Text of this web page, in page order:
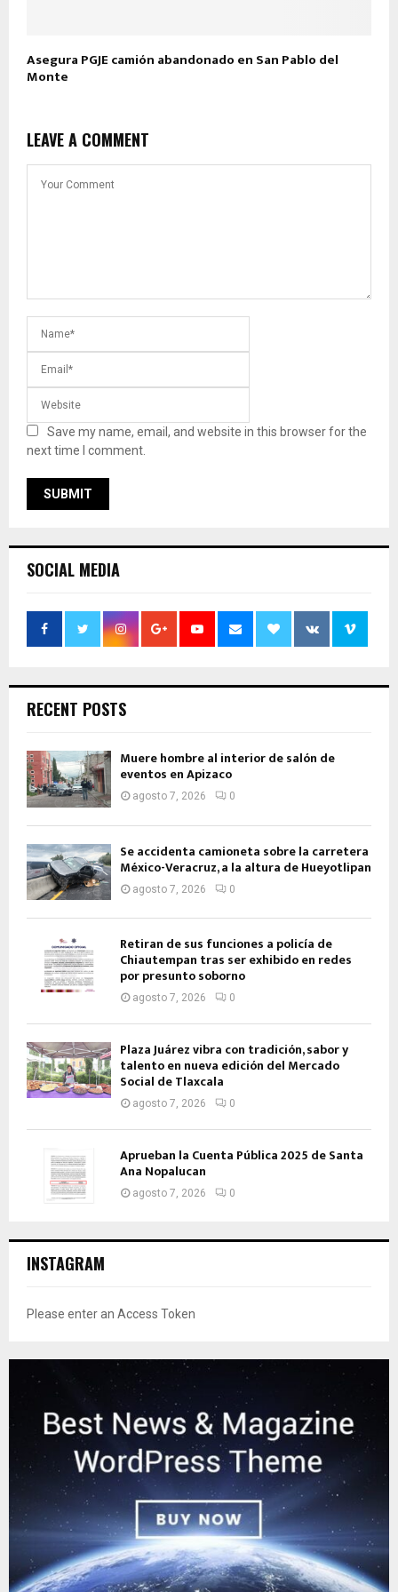
Asegura PGJE camión abandonado en San Pablo del
Monte
LEAVE A COMMENT
Save my name, email, and website in this browser for the
next time I comment.
SOCIAL MEDIA
RECENT POSTS
Muere hombre al interior de salón de
eventos en Apizaco
agosto 7, 2026 0
Se accidenta camioneta sobre la carretera
México-Veracruz, a la altura de Hueyotlipan
agosto 7, 2026 0
Retiran de sus funciones a policía de
Chiautempan tras ser exhibido en redes
por presunto soborno
agosto 7, 2026 0
Plaza Juárez vibra con tradición, sabor y
talento en nueva edición del Mercado
Social de Tlaxcala
agosto 7, 2026 0
Aprueban la Cuenta Pública 2025 de Santa
Ana Nopalucan
agosto 7, 2026 0
INSTAGRAM
Please enter an Access Token